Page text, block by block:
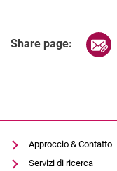
Share page:
Approccio & Contatto
Servizi di ricerca